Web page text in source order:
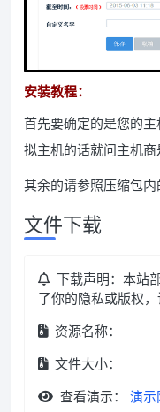
安装教程：
首先要确定的是您的
拟主机的话就问主机
其余的请参照压缩包内
文件下载
下载声明：本站
了你的隐私或版权，
资源名称：
文件大小：
查看演示：
演示